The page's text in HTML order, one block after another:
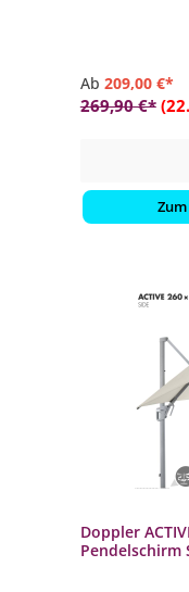
Ab 209,00 €*
269,90 €*
Doppler
Pendelschirm